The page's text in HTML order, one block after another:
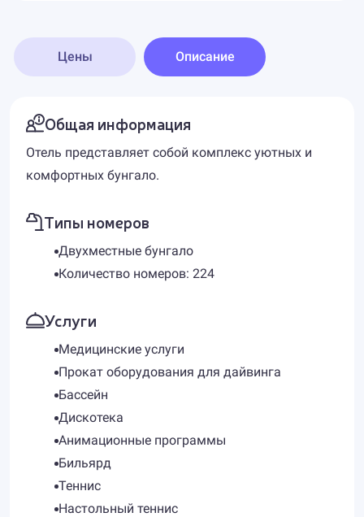
Цены Описание
Общая информация
Отель представляет собой комплекс уютных и
комфортных бунгало.
Типы номеров
Двухместные бунгало
Количество номеров: 224
Услуги
Медицинские услуги
Прокат оборудования для дайвинга
Бассейн
Дискотека
Анимационные программы
Бильярд
Теннис
Настольный теннис